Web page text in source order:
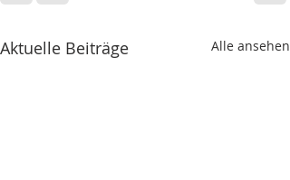
Aktuelle Beiträge Alle ansehen